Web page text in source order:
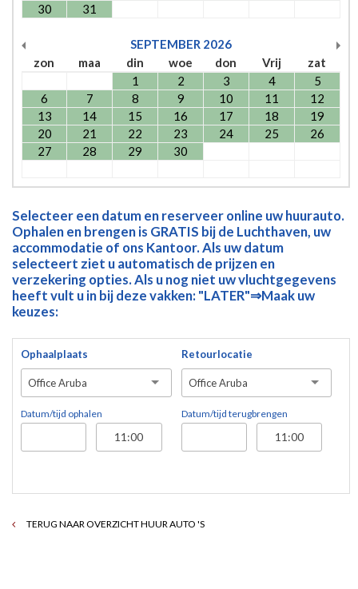
30
31
SEPTEMBER 2026
zon
maa din woe don Vrij
zat
1
2 3 4
5
6
7 8 9 10 11
12
13
14 15 16 17 18
19
20
21 22 23 24 25
26
27
28 29 30
Selecteer een datum en reserveer online uw huurauto.
Ophalen en brengen is GRATIS bij de Luchthaven, uw
accommodatie of ons Kantoor. Als uw datum
selecteert ziet u automatisch de prijzen en
verzekering opties. Als u nog niet uw vluchtgegevens
heeft vult u in bij deze vakken: "LATER"⇒Maak uw
keuzes:
Ophaalplaats
Office Aruba
Datum/tijd ophalen
Retourlocatie
Office Aruba
Datum/tijd terugbrengen
TERUG NAAR OVERZICHT HUUR AUTO 'S